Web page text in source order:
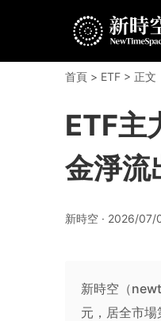
首頁 > ETF > 正文
ETF主
金淨
新時空 · 2026/07/
新時空（
元，居全市場